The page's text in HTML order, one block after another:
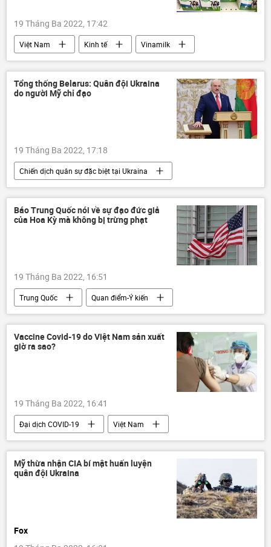
19 Tháng Ba 2022, 17:42
Việt Nam Kinh tế
Vinamilk
sản phẩm
doanh nghiệp
Tổng thống Belarus: Quân đội Ukraina
do người Mỹ chỉ đạo
19 Tháng Ba 2022, 17:18
Chiến dịch quân sự đặc biệt tại Ukraina
Hoa Kỳ
Vladimir Zelensky
phương Tây
Thế giới
Nga
Alexandr Lukashenko
Belarus
Báo Trung Quốc nói về sự đạo đức giả
của Hoa Kỳ mà không bị trừng phạt
19 Tháng Ba 2022, 16:51
Trung Quốc
Quan điểm-Ý kiến
Báo chí thế giới
Nga
trừng phạt
Các biện pháp trừng phạt chống Nga
Vaccine Covid-19 do Việt Nam sản xuất
giờ ra sao?
19 Tháng Ba 2022, 16:41
Đại dịch COVID-19
Việt Nam
Covid-19 tại Việt Nam
Vaccine
nhà máy sản xuất vacxin
Chính phủ
Mỹ thừa nhận CIA bí mật huấn luyện
quân đội Ukraina
Fox